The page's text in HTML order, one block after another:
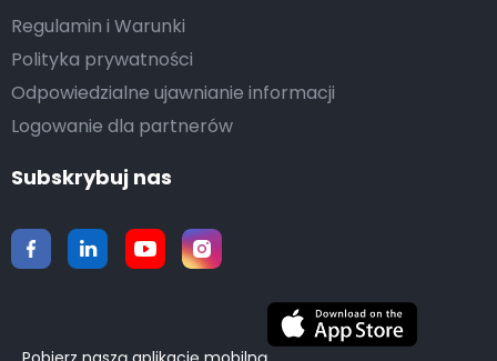
Regulamin i Warunki
Polityka prywatności
Odpowiedzialne ujawnianie informacji
Logowanie dla partnerów
Subskrybuj nas